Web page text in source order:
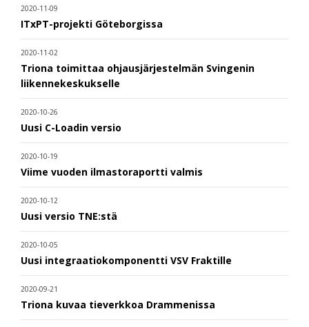
2020-11-09
ITxPT-projekti Göteborgissa
2020-11-02
Triona toimittaa ohjausjärjestelmän Svingenin
liikennekeskukselle
2020-10-26
Uusi C-Loadin versio
2020-10-19
Viime vuoden ilmastoraportti valmis
2020-10-12
Uusi versio TNE:stä
2020-10-05
Uusi integraatiokomponentti VSV Fraktille
2020-09-21
Triona kuvaa tieverkkoa Drammenissa